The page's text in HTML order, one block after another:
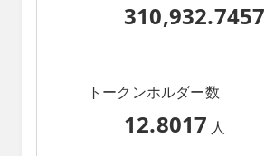
310,932.7457
トークンホルダー数
12.8017 人